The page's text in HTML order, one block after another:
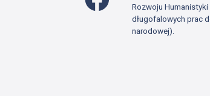
Rozwoju
długofalowych prac
narodowej).